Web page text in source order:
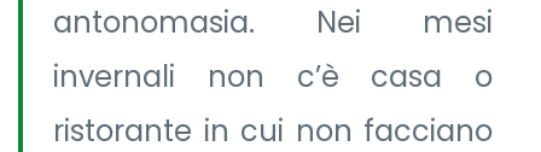
antonomasia. Nei mesi
invernali non c’è casa o
ristorante in cui non facciano